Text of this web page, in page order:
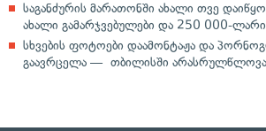
საგანძურის მარათონში ახალი თვე
ახალი გამარჯვებულები და 250 000-
სხვების ფოტოები დაამონტაჟა და
გაავრცელა — თბილისში